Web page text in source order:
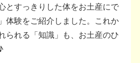
とすっきりした体をお土産にで
体験をご紹介しました。これか
られる「知識」も、お土産のひ